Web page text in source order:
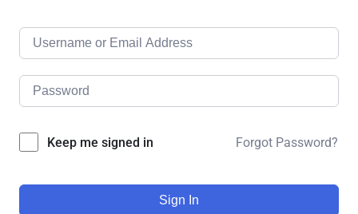
Keep me signed in Forgot Password?
Sign In